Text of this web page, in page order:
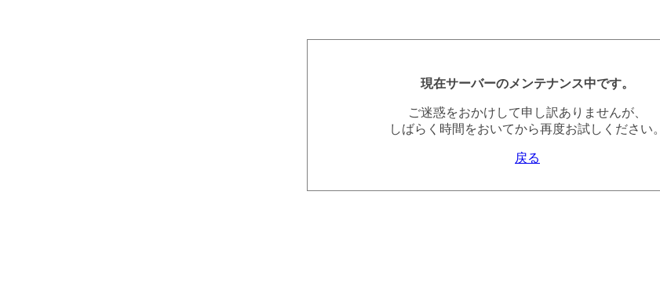
現在サーバーのメンテナンス中です。
ご迷惑をおかけして申し訳ありませんが、
しばらく時間をおいてから再度お試しください。
戻る